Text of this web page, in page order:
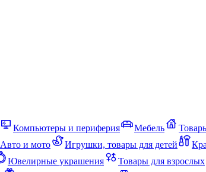
Компьютеры и периферия Мебель
Авто и мото Игрушки, товары для детей
Ювелирные украшения Товары для взрослых